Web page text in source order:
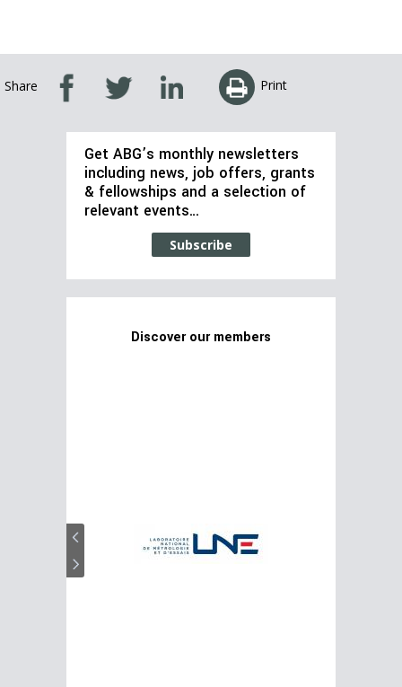
Share Print
Get ABG’s monthly newsletters
including news, job offers, grants
& fellowships and a selection of
relevant events…
Subscribe
Discover our members